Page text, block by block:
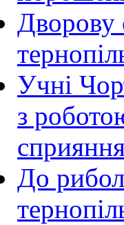
Дворову
Учні
з
До